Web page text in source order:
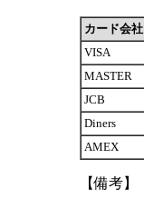
カード会社
VISA
MASTER
JCB
Diners
AMEX
【備考】